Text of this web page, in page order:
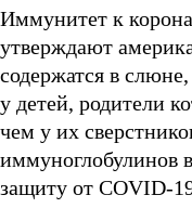
Иммунитет к
утверждают
содержатся в
у детей, родители
чем у их
иммуноглобулинов
защиту от COVID-